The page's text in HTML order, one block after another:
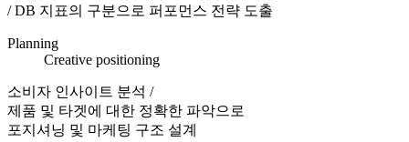
/ DB 지표의 구분으로 퍼포먼스 전략 도출
Planning
Creative positioning
소비자 인사이트 분석 /
제품 및 타겟에 대한 정확한 파악으로
포지셔닝 및 마케팅 구조 설계